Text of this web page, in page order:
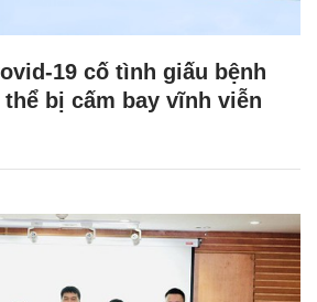
19 cố tình giấu bệnh
thể bị cấm bay vĩnh viễn